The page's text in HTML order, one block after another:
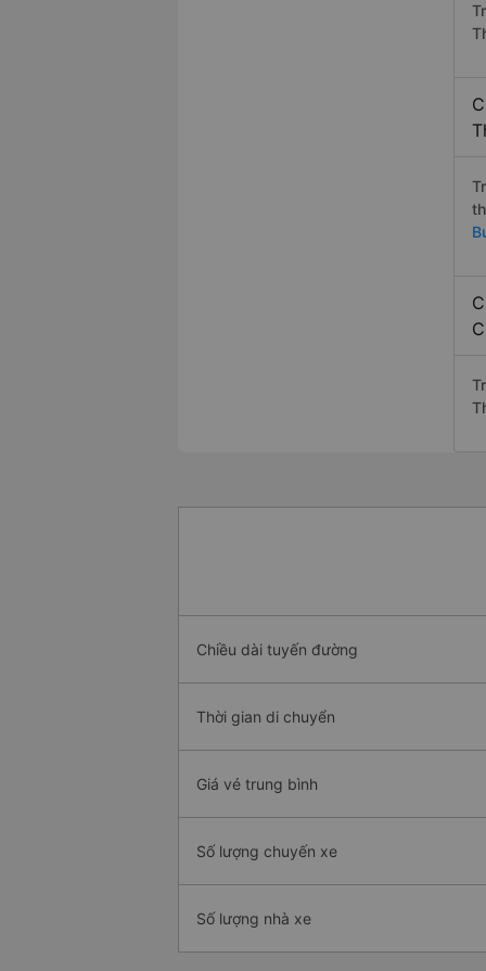
Chiều dài tuyến đường
Thời gian di chuyển
Giá vé trung bình
Số lượng chuyến xe
Số lượng nhà xe